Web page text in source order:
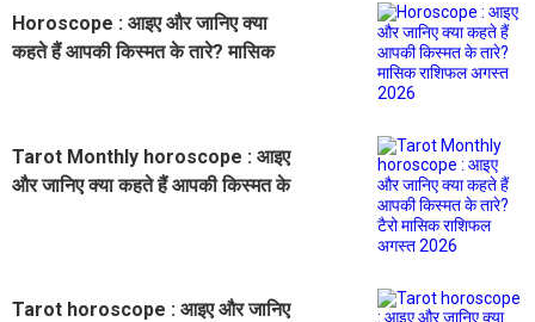
Horoscope : आइए और जानिए क्या
कहते हैं आपकी किस्मत के तारे? मासिक
Tarot Monthly horoscope : आइए
और जानिए क्या कहते हैं आपकी किस्मत के
Tarot horoscope : आइए और जानिए